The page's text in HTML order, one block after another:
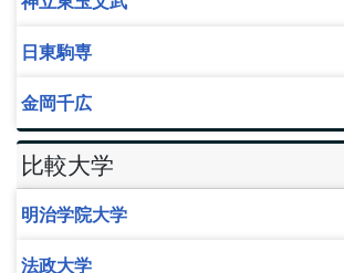
日東駒専
金岡千広
比較大学
明治学院大学
法政大学